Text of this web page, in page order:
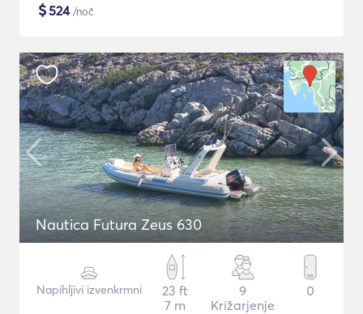
$524/noč
Nautica Futura Zeus 630
Napihljivi izvenkrmni
23 ft
7 m
9
Križarjenje
0